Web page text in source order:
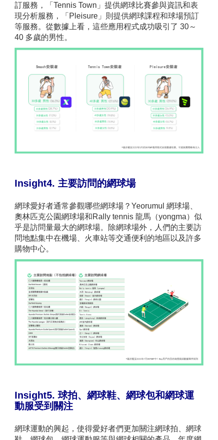
訂服務，「Tennis Town」提供網球比賽參與資訊和表
現分析服務，「Pleisure」則提供網球課程和球場預訂
等服務。從數據上看，這些應用程式成功吸引了 30～
40 多歲的男性。
Insight4. 主要訪問的網球場
網球愛好者通常參觀哪些網球場？Yeorumul 網球場、
奧林匹克公園網球場和Rally tennis 龍馬（yongma）似
乎是訪問量最大的網球場。除網球場外，人們的主要訪
問地點集中在機場、火車站等交通便利的地區以及許多
購物中心。
Insight5.球拍、網球鞋、網球包和網球運
動服受到關注
網球運動的興起，使得愛好者們更加關注網球拍、網球